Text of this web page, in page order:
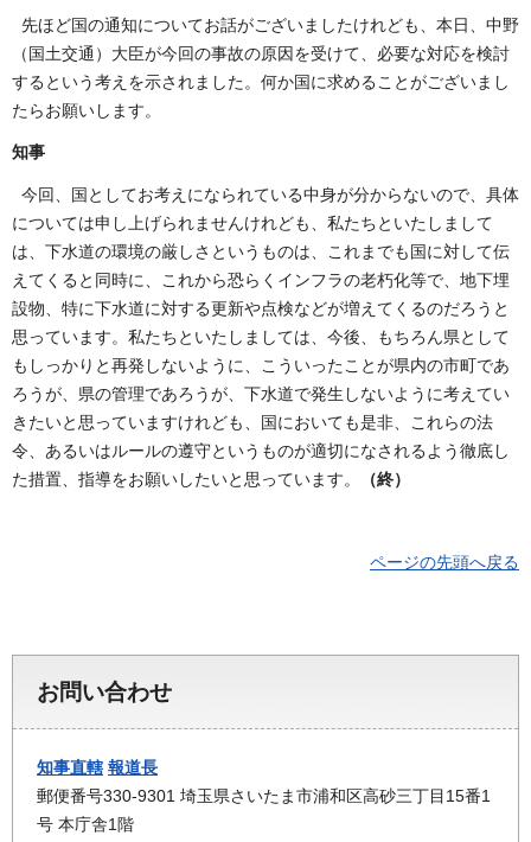
先ほど国の通知についてお話がございましたけれども、本日、中野
（国土交通）大臣が今回の事故の原因を受けて、必要な対応を検討
するという考えを示されました。何か国に求めることがございまし
たらお願いします。
知事
今回、国としてお考えになられている中身が分からないので、具体
については申し上げられませんけれども、私たちといたしまして
は、下水道の環境の厳しさというものは、これまでも国に対して伝
えてくると同時に、これから恐らくインフラの老朽化等で、地下埋
設物、特に下水道に対する更新や点検などが増えてくるのだろうと
思っています。私たちといたしましては、今後、もちろん県として
もしっかりと再発しないように、こういったことが県内の市町であ
ろうが、県の管理であろうが、下水道で発生しないように考えてい
きたいと思っていますけれども、国においても是非、これらの法
令、あるいはルールの遵守というものが適切になされるよう徹底し
た措置、指導をお願いしたいと思っています。
（終）
ページの先頭へ戻る
お問い合わせ
知事直轄 報道長
郵便番号330-9301 埼玉県さいたま市浦和区高砂三丁目15番1
号 本庁舎1階